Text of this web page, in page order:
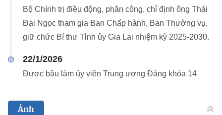
Bộ Chính trị điều động, phân công, chỉ định ông Thái
Đại Ngọc tham gia Ban Chấp hành, Ban Thường vụ,
giữ chức Bí thư Tỉnh ủy Gia Lai nhiệm kỳ 2025-2030.
22/1/2026
Được bầu làm ủy viên Trung ương Đảng khóa 14
Ảnh